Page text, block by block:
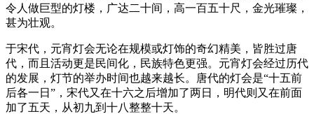
令人做巨型的灯楼，广达二十间，高一百五十尺，金光璀璨，
甚为壮观。
于宋代，元宵灯会无论在规模或灯饰的奇幻精美，皆胜过唐
代，而且活动更是民间化，民族特色更强。元宵灯会经过历代
的发展，灯节的举办时间也越来越长。唐代的灯会是“十五前
后各一日”，宋代又在十六之后增加了两日，明代则又在前面
加了五天，从初九到十八整整十天。